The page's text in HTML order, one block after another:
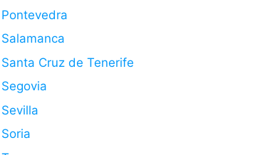
Pontevedra
Salamanca
Santa Cruz de Tenerife
Segovia
Sevilla
Soria